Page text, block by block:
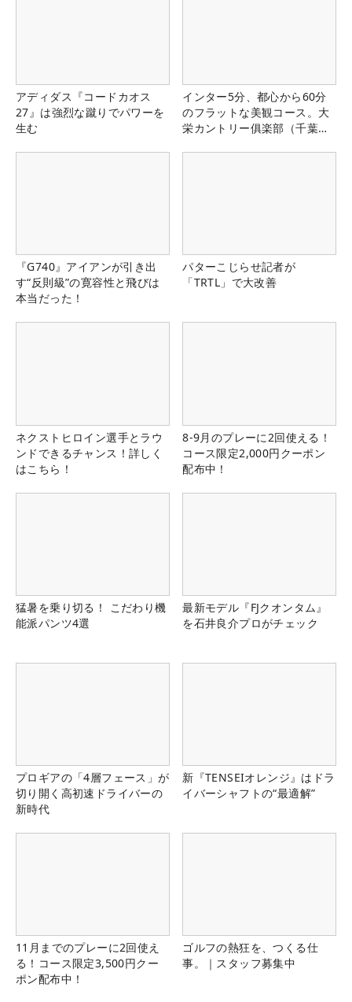
アディダス『コードカオス
27』は強烈な蹴りでパワーを
生む
インター5分、都心から60分
のフラットな美観コース。大
栄カントリー俱楽部（千葉
『G740』アイアンが引き出
す“反則級”の寛容性と飛びは
本当だった！
パターこじらせ記者が
「TRTL」で大改善
ネクストヒロイン選手とラウ
ンドできるチャンス！詳しく
はこちら！
8-9月のプレーに2回使える！
コース限定2,000円クーポン
配布中！
猛暑を乗り切る！ こだわり機
能派パンツ4選
最新モデル『FJクオンタム』
を石井良介プロがチェック
プロギアの「4層フェース」が
切り開く高初速ドライバーの
新時代
新『TENSEIオレンジ』はドラ
イバーシャフトの“最適解”
11月までのプレーに2回使え
る！コース限定3,500円クー
ポン配布中！
ゴルフの熱狂を、つくる仕
事。｜スタッフ募集中